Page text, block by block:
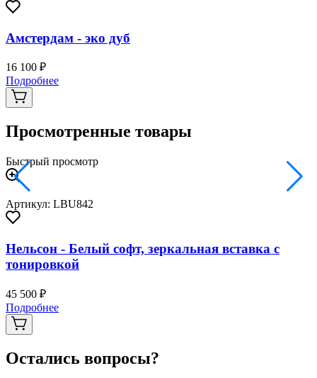
Амстердам - эко дуб
16 100 ₽
Подробнее
Просмотренные товары
Быстрый просмотр
Артикул: LBU842
Нельсон - Белый софт, зеркальная вставка с
тонировкой
45 500 ₽
Подробнее
Остались вопросы?